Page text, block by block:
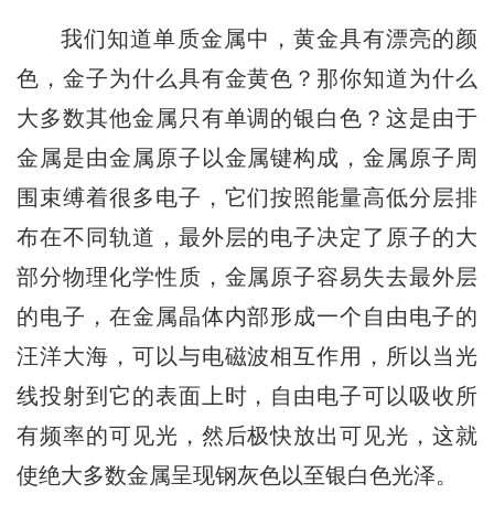
我们知道单质金属中， 黄金具有漂亮的颜
色， 金子为什么具有金黄色？ 那你知道为什么
大多数其他金属 只有单调的银白色？这是由于
金属是由金属原子以金属键构成，金属原子周
围束缚着很多电子， 它们按照能量高低分层排
布在不同轨道， 最外层的电子决定了 原子的大
部分物理化学性质， 金属原子容易失去最外层
的电子， 在金属晶体内部形成一个自由电子的
汪洋大海， 可以与电磁波相互作用， 所以当光
线投射到它的表面上时， 自由电子可以吸收所
有频率的可见光， 然后极快放出可见光，这就
使绝大多数金属呈现钢灰色以至银白色光泽。